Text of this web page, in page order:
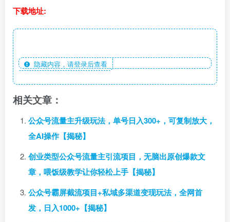
下载地址:
隐藏内容，请登录后查看
相关文章：
公众号流量主升级玩法，单号日入300+，可复制放大，
全AI操作【揭秘】
创业类型公众号流量主引流项目，无脑出原创爆款文
章，喂饭级教学让你轻松上手【揭秘】
公众号霸屏截流项目+私域多渠道变现玩法，全网首
发，日入1000+【揭秘】